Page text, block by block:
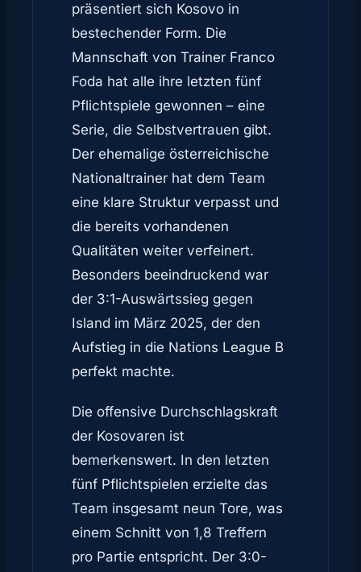
präsentiert sich Kosovo in
bestechender Form. Die
Mannschaft von Trainer Franco
Foda hat alle ihre letzten fünf
Pflichtspiele gewonnen – eine
Serie, die Selbstvertrauen gibt.
Der ehemalige österreichische
Nationaltrainer hat dem Team
eine klare Struktur verpasst und
die bereits vorhandenen
Qualitäten weiter verfeinert.
Besonders beeindruckend war
der 3:1-Auswärtssieg gegen
Island im März 2025, der den
Aufstieg in die Nations League B
perfekt machte.
Die offensive Durchschlagskraft
der Kosovaren ist
bemerkenswert. In den letzten
fünf Pflichtspielen erzielte das
Team insgesamt neun Tore, was
einem Schnitt von 1,8 Treffern
pro Partie entspricht. Der 3:0-